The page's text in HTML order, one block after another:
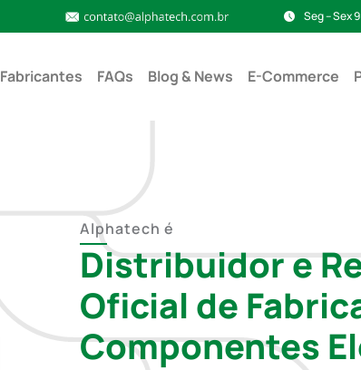
Seg – Sex
Fabricantes FAQs Blog & News E-Commerce
Alphatech é
Distribuidor e
Oficial de
Componentes